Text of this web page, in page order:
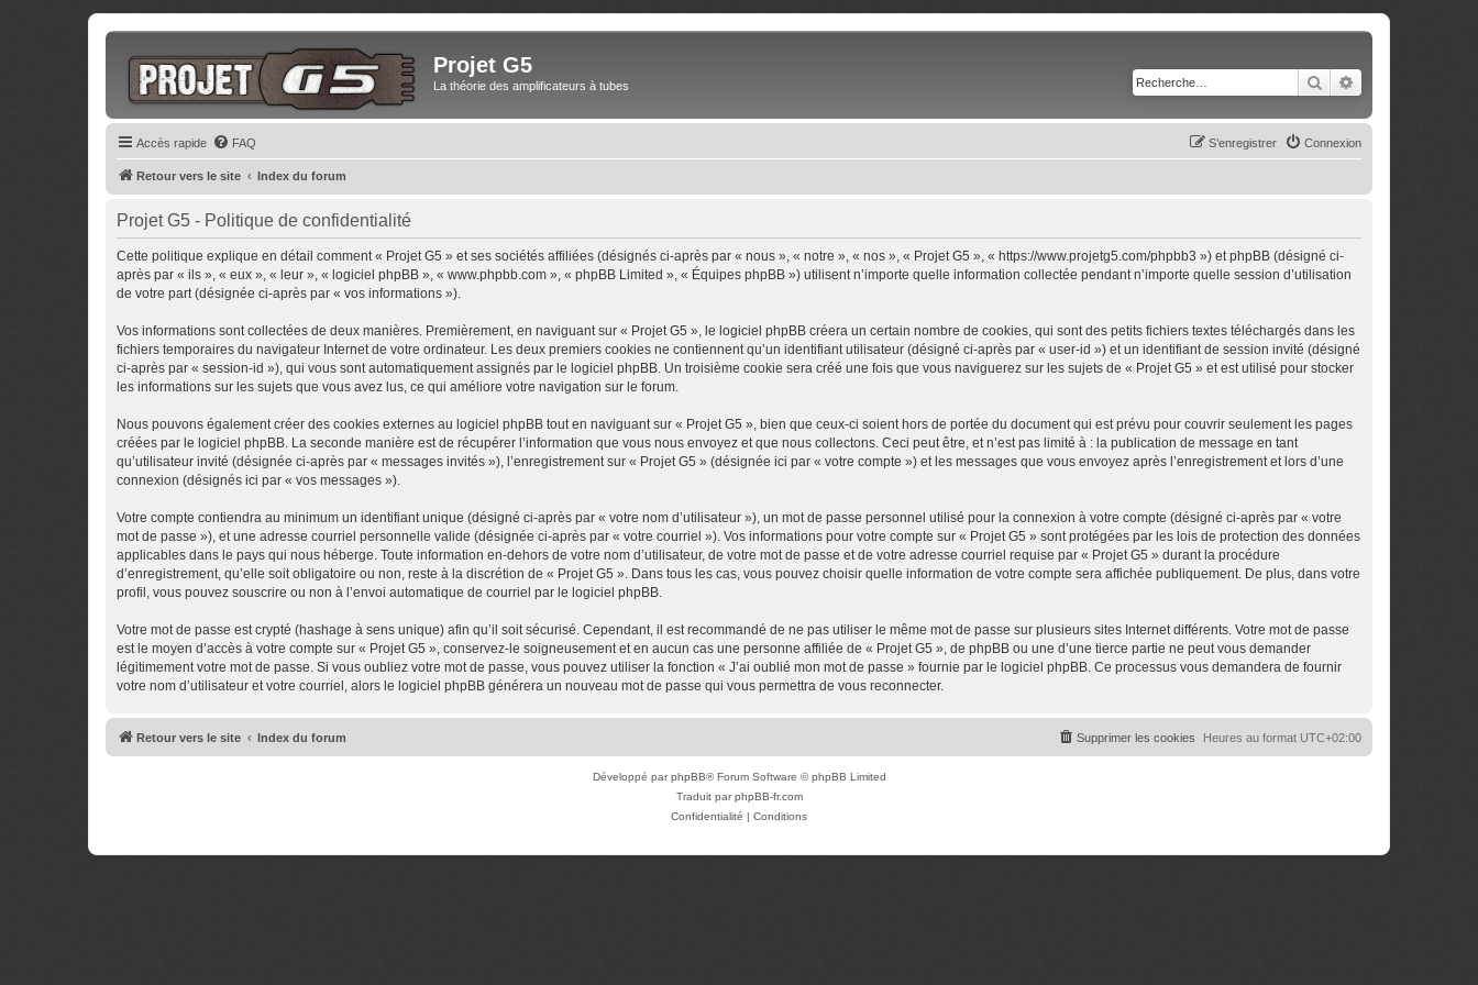
Projet G5
La théorie des amplificateurs à tubes Rechercher
Accès rapide FAQ Connexion
S’enregistrer
Retour vers le site Index du forum
Projet G5 - Politique de confidentialité
Cette politique explique en détail comment « Projet G5 » et ses sociétés affiliées (désignés ci-après par « nous », « notre », « nos », « Projet G5 », « https://www.projetg5.com/phpbb3 ») et phpBB (désigné ci-
après par « ils », « eux », « leur », « logiciel phpBB », « www.phpbb.com », « phpBB Limited », « Équipes phpBB ») utilisent n’importe quelle information collectée pendant n’importe quelle session d’utilisation
de votre part (désignée ci-après par « vos informations »).
Vos informations sont collectées de deux manières. Premièrement, en naviguant sur « Projet G5 », le logiciel phpBB créera un certain nombre de cookies, qui sont des petits fichiers textes téléchargés dans les
fichiers temporaires du navigateur Internet de votre ordinateur. Les deux premiers cookies ne contiennent qu’un identifiant utilisateur (désigné ci-après par « user-id ») et un identifiant de session invité (désigné
ci-après par « session-id »), qui vous sont automatiquement assignés par le logiciel phpBB. Un troisième cookie sera créé une fois que vous naviguerez sur les sujets de « Projet G5 » et est utilisé pour stocker
les informations sur les sujets que vous avez lus, ce qui améliore votre navigation sur le forum.
Nous pouvons également créer des cookies externes au logiciel phpBB tout en naviguant sur « Projet G5 », bien que ceux-ci soient hors de portée du document qui est prévu pour couvrir seulement les pages
créées par le logiciel phpBB. La seconde manière est de récupérer l’information que vous nous envoyez et que nous collectons. Ceci peut être, et n’est pas limité à : la publication de message en tant
qu’utilisateur invité (désignée ci-après par « messages invités »), l’enregistrement sur « Projet G5 » (désignée ici par « votre compte ») et les messages que vous envoyez après l’enregistrement et lors d’une
connexion (désignés ici par « vos messages »).
Votre compte contiendra au minimum un identifiant unique (désigné ci-après par « votre nom d’utilisateur »), un mot de passe personnel utilisé pour la connexion à votre compte (désigné ci-après par « votre
mot de passe »), et une adresse courriel personnelle valide (désignée ci-après par « votre courriel »). Vos informations pour votre compte sur « Projet G5 » sont protégées par les lois de protection des données
applicables dans le pays qui nous héberge. Toute information en-dehors de votre nom d’utilisateur, de votre mot de passe et de votre adresse courriel requise par « Projet G5 » durant la procédure
d’enregistrement, qu’elle soit obligatoire ou non, reste à la discrétion de « Projet G5 ». Dans tous les cas, vous pouvez choisir quelle information de votre compte sera affichée publiquement. De plus, dans votre
profil, vous pouvez souscrire ou non à l’envoi automatique de courriel par le logiciel phpBB.
Votre mot de passe est crypté (hashage à sens unique) afin qu’il soit sécurisé. Cependant, il est recommandé de ne pas utiliser le même mot de passe sur plusieurs sites Internet différents. Votre mot de passe
est le moyen d’accès à votre compte sur « Projet G5 », conservez-le soigneusement et en aucun cas une personne affiliée de « Projet G5 », de phpBB ou une d’une tierce partie ne peut vous demander
légitimement votre mot de passe. Si vous oubliez votre mot de passe, vous pouvez utiliser la fonction « J’ai oublié mon mot de passe » fournie par le logiciel phpBB. Ce processus vous demandera de fournir
votre nom d’utilisateur et votre courriel, alors le logiciel phpBB générera un nouveau mot de passe qui vous permettra de vous reconnecter.
Retour vers le site Index du forum Heures au format UTC+02:00
Supprimer les cookies
Développé parphpBB® Forum Software © phpBB Limited
Traduit parphpBB-fr.com
Confidentialité | Conditions